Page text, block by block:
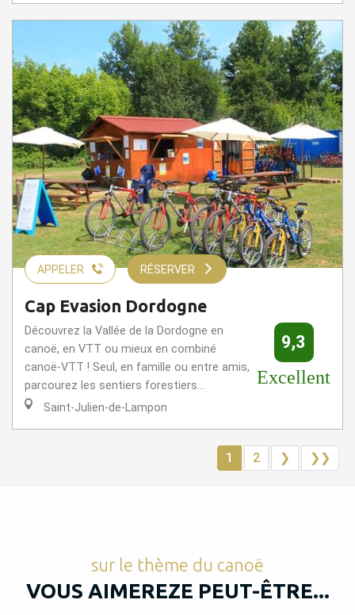
APPELER RÉSERVER
Cap Evasion Dordogne
Découvrez la Vallée de la Dordogne en
canoë, en VTT ou mieux en combiné
canoë-VTT ! Seul, en famille ou entre amis,
parcourez les sentiers forestiers...
Saint-Julien-de-Lampon
9,3
Excellent
1 2 ❯ ❯❯
sur le thème du canoë
VOUS AIMEREZE PEUT-ÊTRE...